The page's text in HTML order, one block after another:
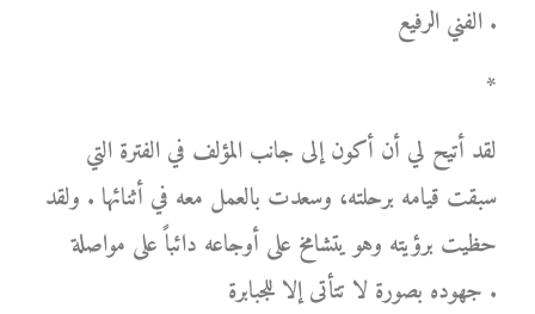
الفني الرفيع .
*
لقد أتيح لي أن أكون إلى جانب المؤلف في الفترة التي
سبقت قيامه برحلته، وسعدت بالعمل معه في أثنائها . ولقد
حظيت برؤيته وهو يتشامخ على أوجاعه دائباً على مواصلة
جهوده بصورة لا تتأتى إلا للجبابرة .